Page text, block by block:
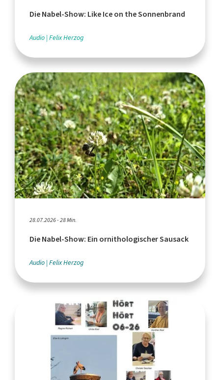
Die Nabel-Show: Like Ice on the Sonnenbrand
Audio Felix Herzog
28.07.2026 - 28 Min.
Die Nabel-Show: Ein ornithologischer Sausack
Audio Felix Herzog